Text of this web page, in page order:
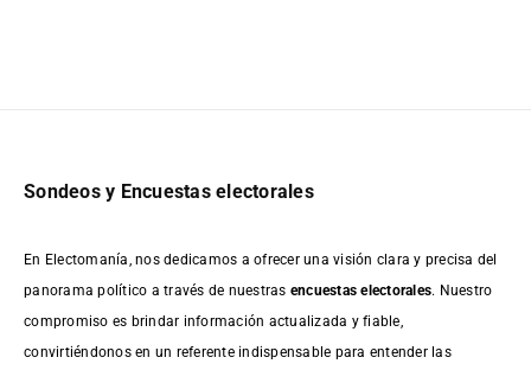
Sondeos y Encuestas electorales
En Electomanía, nos dedicamos a ofrecer una visión clara y precisa del
panorama político a través de nuestras encuestas electorales. Nuestro
compromiso es brindar información actualizada y fiable,
convirtiéndonos en un referente indispensable para entender las